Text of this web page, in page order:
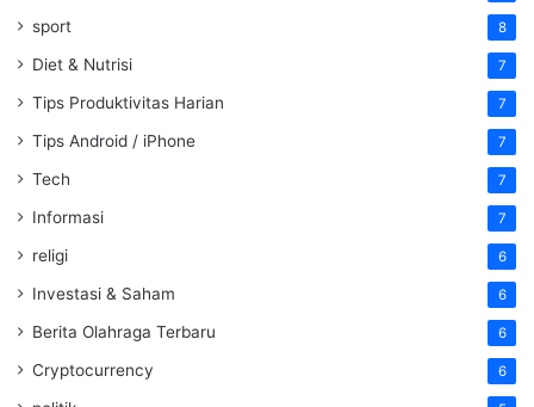
sport 8
Diet & Nutrisi 7
Tips Produktivitas Harian 7
Tips Android / iPhone 7
Tech 7
Informasi 7
religi 6
Investasi & Saham 6
Berita Olahraga Terbaru 6
Cryptocurrency 6